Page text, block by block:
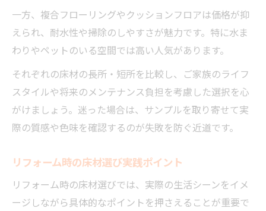
一方、複合フローリングやクッションフロアは価格が抑
えられ、耐水性や掃除のしやすさが魅力です。特に水ま
わりやペットのいる空間では高い人気があります。
それぞれの床材の長所・短所を比較し、ご家族のライフ
スタイルや将来のメンテナンス負担を考慮した選択を心
がけましょう。迷った場合は、サンプルを取り寄せて実
際の質感や色味を確認するのが失敗を防ぐ近道です。
リフォーム時の床材選び実践ポイント
リフォーム時の床材選びでは、実際の生活シーンをイメ
ージしながら具体的なポイントを押さえることが重要で